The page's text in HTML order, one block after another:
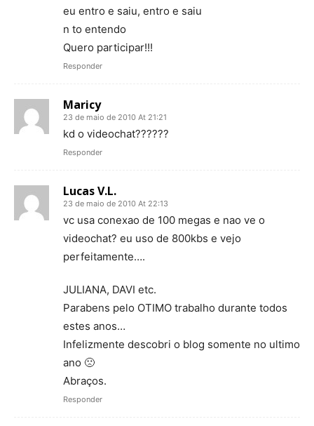
eu entro e saiu, entro e saiu
n to entendo
Quero participar!!!
Responder
Maricy
23 de maio de 2010 At 21:21
kd o videochat??????
Responder
Lucas V.L.
23 de maio de 2010 At 22:13
vc usa conexao de 100 megas e nao ve o
videochat? eu uso de 800kbs e vejo
perfeitamente….
JULIANA, DAVI etc.
Parabens pelo OTIMO trabalho durante todos
estes anos…
Infelizmente descobri o blog somente no ultimo
ano 🙁
Abraços.
Responder